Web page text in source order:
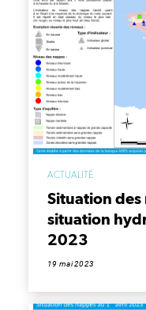
ACTUALITÉ
Situation des
situation
2023
19 mai 2023